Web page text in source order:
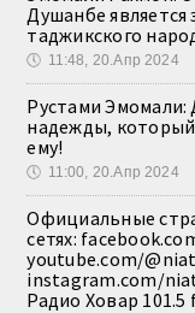
Душанбе
таджикского
🕔 11:48, 20.Апр 2024
Рустами
надежды,
ему!
🕔 11:00, 20.Апр 2024
Официальные
сетях:
youtube.com/
instagram.com/
Радио Ховар